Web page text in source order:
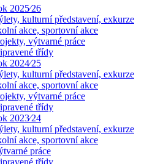
2025⁄26
kulturní představení, exkurze
akce, sportovní akce
výtvarné práce
třídy
2024⁄25
kulturní představení, exkurze
akce, sportovní akce
výtvarné práce
třídy
2023⁄24
kulturní představení, exkurze
akce, sportovní akce
práce
třídy